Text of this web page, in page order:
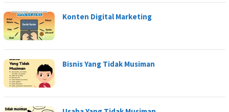
Konten Digital Marketing
Bisnis Yang Tidak Musiman